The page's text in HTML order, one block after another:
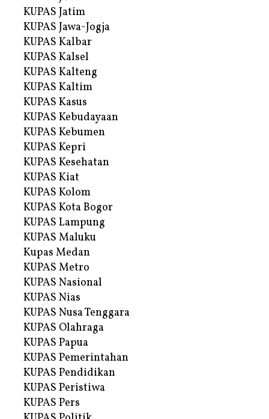
KUPAS Jatim
KUPAS Jawa-Jogja
KUPAS Kalbar
KUPAS Kalsel
KUPAS Kalteng
KUPAS Kaltim
KUPAS Kasus
KUPAS Kebudayaan
KUPAS Kebumen
KUPAS Kepri
KUPAS Kesehatan
KUPAS Kiat
KUPAS Kolom
KUPAS Kota Bogor
KUPAS Lampung
KUPAS Maluku
Kupas Medan
KUPAS Metro
KUPAS Nasional
KUPAS Nias
KUPAS Nusa Tenggara
KUPAS Olahraga
KUPAS Papua
KUPAS Pemerintahan
KUPAS Pendidikan
KUPAS Peristiwa
KUPAS Pers